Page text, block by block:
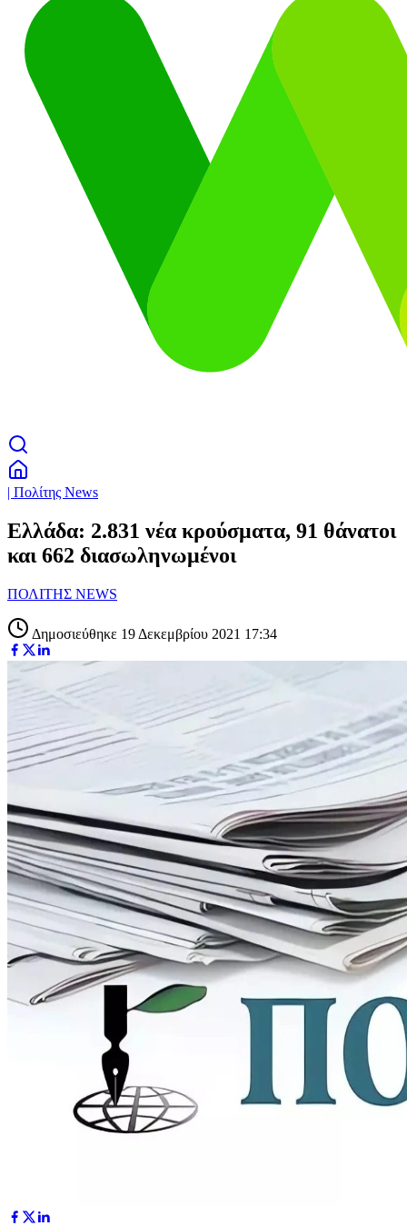
| Πολίτης News
Ελλάδα: 2.831 νέα κρούσματα, 91 θάνατοι
και 662 διασωληνωμένοι
ΠΟΛΙΤΗΣ NEWS
Δημοσιεύθηκε 19 Δεκεμβρίου 2021 17:34